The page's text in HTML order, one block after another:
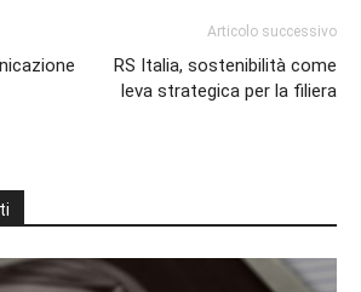
Articolo successivo
RS Italia, sostenibilità come
leva strategica per la filiera